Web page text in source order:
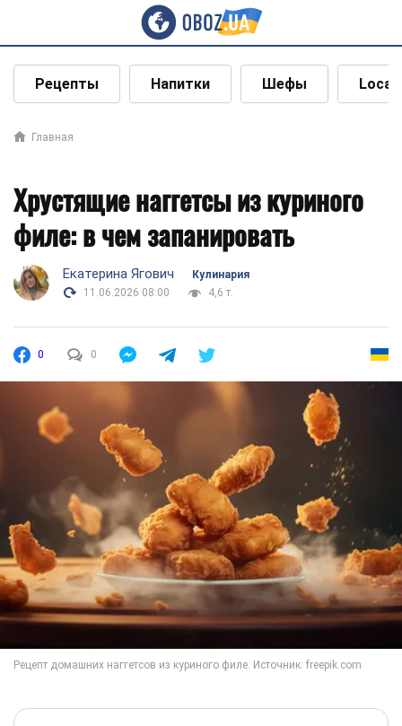
Рецепты Напитки Шефы Local
Главная
Хрустящие наггетсы из куриного
филе: в чем запанировать
Екатерина Ягович
Кулинария
11.06.2026 08:00
4,6 т.
0 0